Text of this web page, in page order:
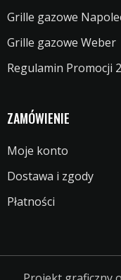
Grille gazowe
Grille gazowe Weber
Regulamin Promocji
ZAMÓWIENIE
Moje konto
Dostawa i zgody
Płatności